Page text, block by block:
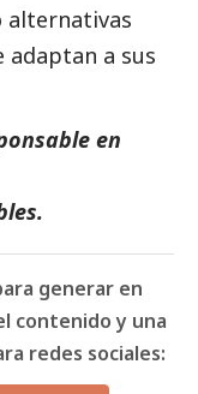
alternativas
adaptan a sus
en
generar en
contenido y una
redes sociales: